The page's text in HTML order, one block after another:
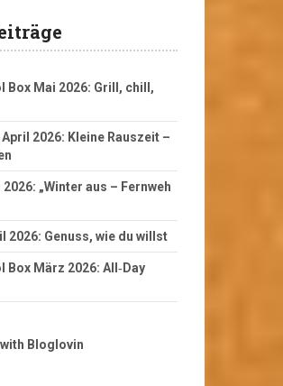
Box Mai 2026: Grill, chill,
2026: Kleine Rauszeit –
„Winter aus – Fernweh
2026: Genuss, wie du willst
Box März 2026: All‑Day
Bloglovin